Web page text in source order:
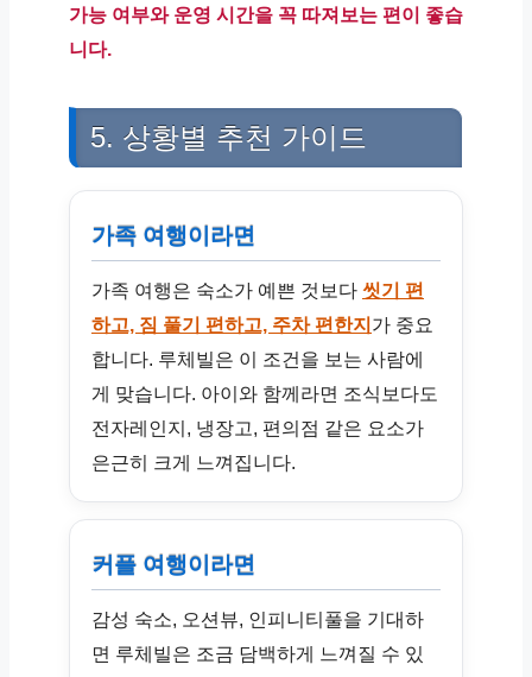
가능 여부와 운영 시간을 꼭 따져보는 편이 좋습
니다.
5. 상황별 추천 가이드
가족 여행이라면
가족 여행은 숙소가 예쁜 것보다 씻기 편
하고, 짐 풀기 편하고, 주차 편한지 가 중요
합니다. 루체빌은 이 조건을 보는 사람에
게 맞습니다. 아이와 함께라면 조식보다도
전자레인지, 냉장고, 편의점 같은 요소가
은근히 크게 느껴집니다.
커플 여행이라면
감성 숙소, 오션뷰, 인피니티풀을 기대하
면 루체빌은 조금 담백하게 느껴질 수 있